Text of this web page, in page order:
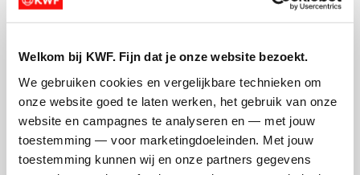
Welkom bij KWF. Fijn dat je onze website bezoekt.
We gebruiken cookies en vergelijkbare technieken om
onze website goed te laten werken, het gebruik van onze
website en campagnes te analyseren en — met jouw
toestemming — voor marketingdoeleinden. Met jouw
toestemming kunnen wij en onze partners gegevens